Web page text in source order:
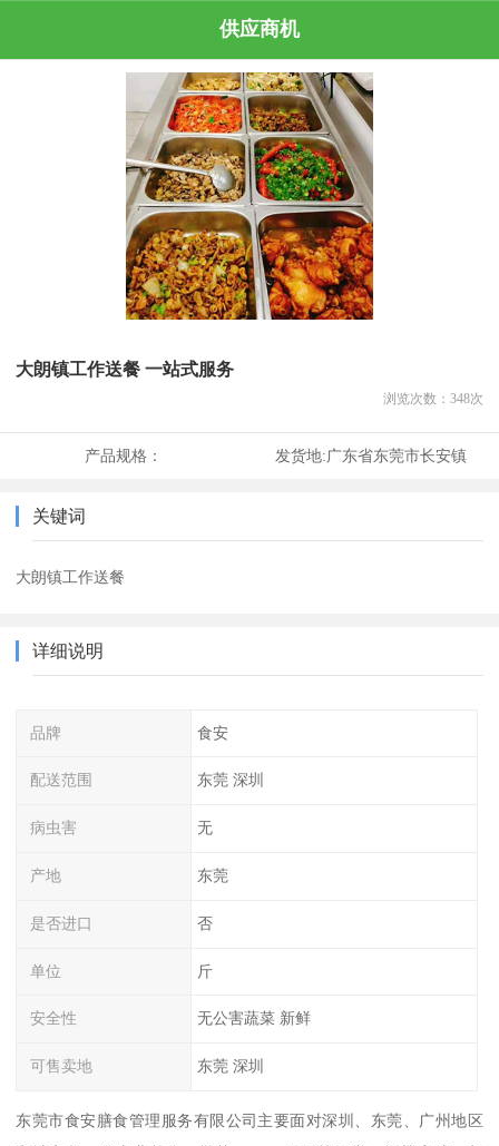
供应商机
大朗镇工作送餐 一站式服务
浏览次数： 348次
产品规格： 发货地:广东省东莞市长安镇
关键词
大朗镇工作送餐
详细说明
品牌 食安
配送范围 东莞 深圳
病虫害 无
产地 东莞
是否进口 否
单位 斤
安全性 无公害蔬菜 新鲜
可售卖地 东莞 深圳
东莞市食安膳食管理服务有限公司主要面对深圳、东莞、广州地区